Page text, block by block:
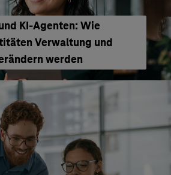
KI-Agenten: Wie
Verwaltung und
werden